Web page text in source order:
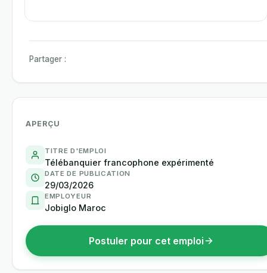
Partager :
APERÇU
TITRE D'EMPLOI
Télébanquier francophone expérimenté
DATE DE PUBLICATION
29/03/2026
EMPLOYEUR
Jobiglo Maroc
Postuler pour cet emploi